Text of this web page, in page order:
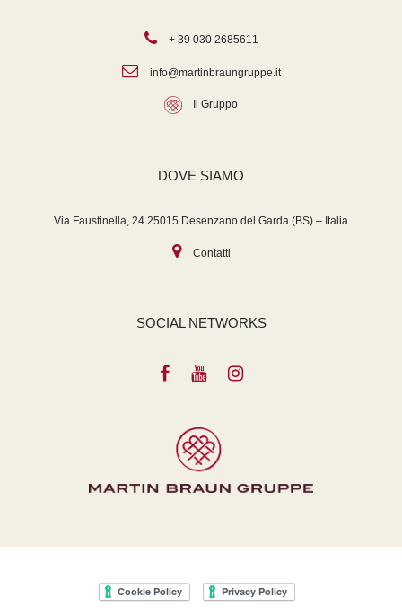
+ 39 030 2685611
info@martinbraungruppe.it
Il Gruppo
DOVE SIAMO
Via Faustinella, 24 25015 Desenzano del Garda (BS) – Italia
Contatti
SOCIAL NETWORKS